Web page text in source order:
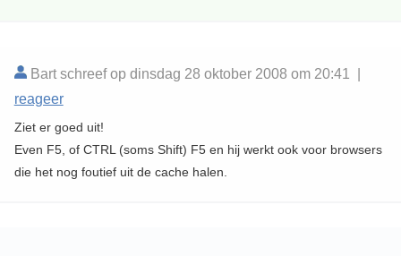
Bart schreef op dinsdag 28 oktober 2008 om 20:41 |
reageer
Ziet er goed uit!
Even F5, of CTRL (soms Shift) F5 en hij werkt ook voor browsers
die het nog foutief uit de cache halen.